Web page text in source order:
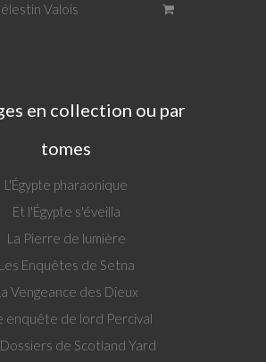
Valois
en collection ou par
tomes
L'Égypte pharaonique
Et l'Égypte s'éveilla
La Pierre de lumière
Les Enquêtes de Setna
Vengeance des Dieux
enquête de lord Percival
de Scotland Yard